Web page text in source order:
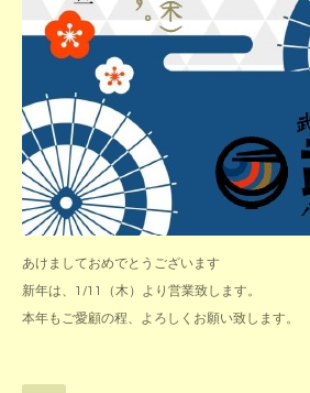
あけましておめでとうございます
新年は、1/11（木）より営業致します。
本年もご愛顧の程、よろしくお願い致します。